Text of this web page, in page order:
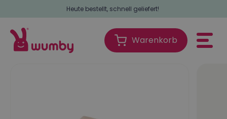
Heute bestellt, schnell geliefert!
Warenkorb
Warenkorb